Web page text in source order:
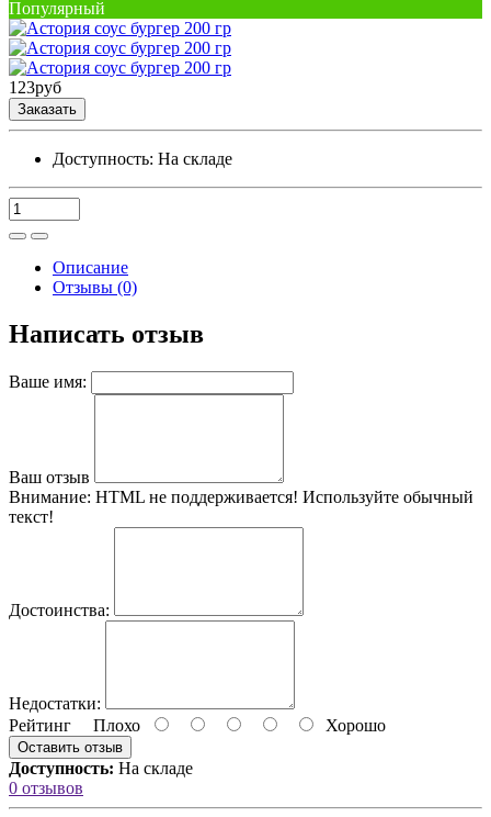
Популярный
123руб
Заказать
Доступность: На складе
Описание
Отзывы (0)
Написать отзыв
Ваше имя:
Ваш отзыв
Внимание: HTML не поддерживается! Используйте обычный
текст!
Достоинства:
Недостатки:
Рейтинг Плохо Хорошо
Оставить отзыв
Доступность: На складе
0 отзывов